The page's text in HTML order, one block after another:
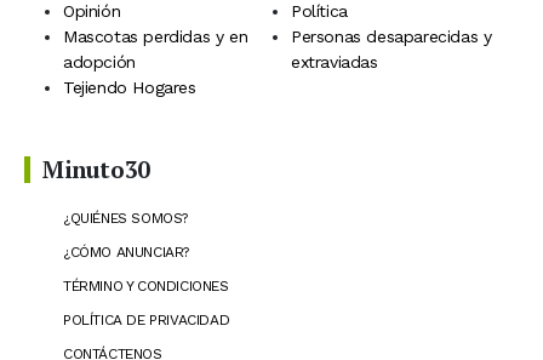
Opinión
Política
Mascotas perdidas y en
adopción
Personas desaparecidas y
extraviadas
Tejiendo Hogares
Minuto30
¿QUIÉNES SOMOS?
¿CÓMO ANUNCIAR?
TÉRMINO Y CONDICIONES
POLÍTICA DE PRIVACIDAD
CONTÁCTENOS